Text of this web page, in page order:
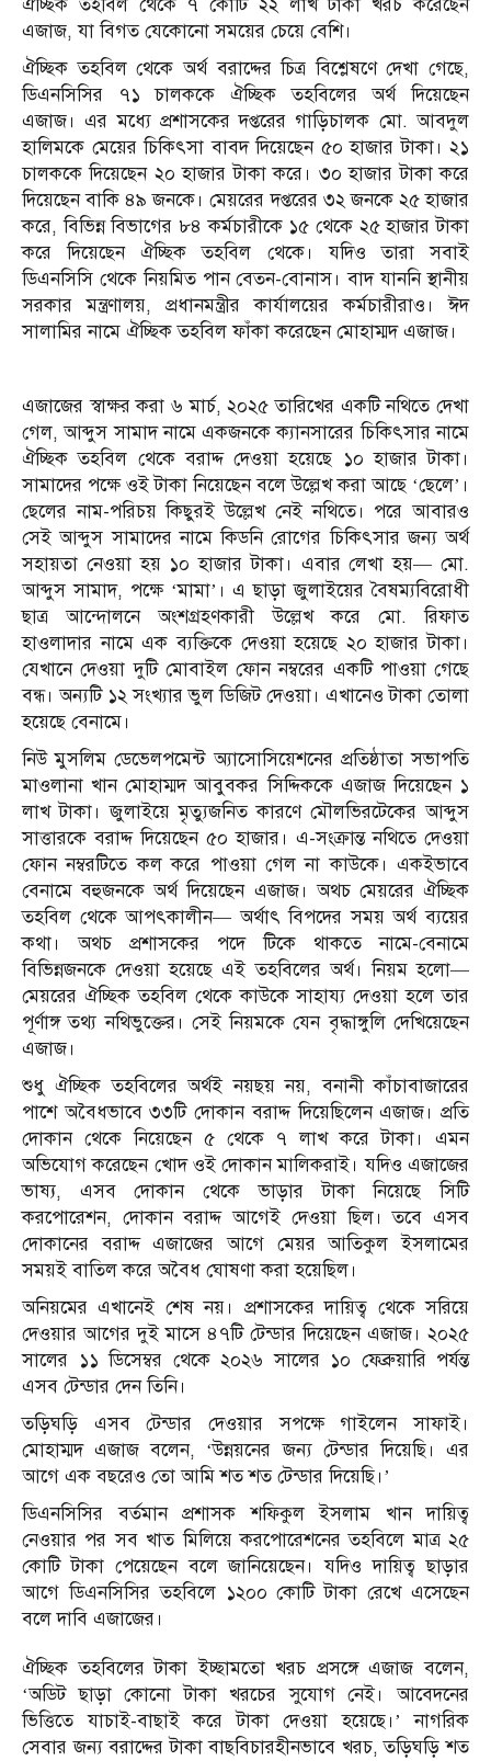
ঐচ্ছিক তহবিল থেকে ৭ কোটি ২২ লাখ টাকা খরচ করেছেন
এজাজ, যা বিগত যেকোনো সময়ের চেয়ে বেশি।
ঐচ্ছিক তহবিল থেকে অর্থ বরাদ্দের চিত্র বিশ্লেষণে দেখা গেছে,
ডিএনসিসির ৭১ চালককে ঐচ্ছিক তহবিলের অর্থ দিয়েছেন
এজাজ। এর মধ্যে প্রশাসকের দপ্তরের গাড়িচালক মো. আবদুল
হালিমকে মেয়ের চিকিৎসা বাবদ দিয়েছেন ৫০ হাজার টাকা। ২১
চালককে দিয়েছেন ২০ হাজার টাকা করে। ৩০ হাজার টাকা করে
দিয়েছেন বাকি ৪৯ জনকে। মেয়রের দপ্তরের ৩২ জনকে ২৫ হাজার
করে, বিভিন্ন বিভাগের ৮৪ কর্মচারীকে ১৫ থেকে ২৫ হাজার টাকা
করে দিয়েছেন ঐচ্ছিক তহবিল থেকে। যদিও তারা সবাই
ডিএনসিসি থেকে নিয়মিত পান বেতন-বোনাস। বাদ যাননি স্থানীয়
সরকার মন্ত্রণালয়, প্রধানমন্ত্রীর কার্যালয়ের কর্মচারীরাও। ঈদ
সালামির নামে ঐচ্ছিক তহবিল ফাঁকা করেছেন মোহাম্মদ এজাজ।
এজাজের স্বাক্ষর করা ৬ মার্চ, ২০২৫ তারিখের একটি নথিতে দেখা
গেল, আব্দুস সামাদ নামে একজনকে ক্যানসারের চিকিৎসার নামে
ঐচ্ছিক তহবিল থেকে বরাদ্দ দেওয়া হয়েছে ১০ হাজার টাকা।
সামাদের পক্ষে ওই টাকা নিয়েছেন বলে উল্লেখ করা আছে ‘ছেলে’।
ছেলের নাম-পরিচয় কিছুরই উল্লেখ নেই নথিতে। পরে আবারও
সেই আব্দুস সামাদের নামে কিডনি রোগের চিকিৎসার জন্য অর্থ
সহায়তা নেওয়া হয় ১০ হাজার টাকা। এবার লেখা হয়— মো.
আব্দুস সামাদ, পক্ষে ‘মামা’। এ ছাড়া জুলাইয়ের বৈষম্যবিরোধী
ছাত্র আন্দোলনে অংশগ্রহণকারী উল্লেখ করে মো. রিফাত
হাওলাদার নামে এক ব্যক্তিকে দেওয়া হয়েছে ২০ হাজার টাকা।
যেখানে দেওয়া দুটি মোবাইল ফোন নম্বরের একটি পাওয়া গেছে
বন্ধ। অন্যটি ১২ সংখ্যার ভুল ডিজিট দেওয়া। এখানেও টাকা তোলা
হয়েছে বেনামে।
নিউ মুসলিম ডেভেলপমেন্ট অ্যাসোসিয়েশনের প্রতিষ্ঠাতা সভাপতি
মাওলানা খান মোহাম্মদ আবুবকর সিদ্দিককে এজাজ দিয়েছেন ১
লাখ টাকা। জুলাইয়ে মৃত্যুজনিত কারণে মৌলভিরটেকের আব্দুস
সাত্তারকে বরাদ্দ দিয়েছেন ৫০ হাজার। এ-সংক্রান্ত নথিতে দেওয়া
ফোন নম্বরটিতে কল করে পাওয়া গেল না কাউকে। একইভাবে
বেনামে বহুজনকে অর্থ দিয়েছেন এজাজ। অথচ মেয়রের ঐচ্ছিক
তহবিল থেকে আপৎকালীন— অর্থাৎ বিপদের সময় অর্থ ব্যয়ের
কথা। অথচ প্রশাসকের পদে টিকে থাকতে নামে-বেনামে
বিভিন্নজনকে দেওয়া হয়েছে এই তহবিলের অর্থ। নিয়ম হলো—
মেয়রের ঐচ্ছিক তহবিল থেকে কাউকে সাহায্য দেওয়া হলে তার
পূর্ণাঙ্গ তথ্য নথিভুক্তের। সেই নিয়মকে যেন বৃদ্ধাঙ্গুলি দেখিয়েছেন
এজাজ।
শুধু ঐচ্ছিক তহবিলের অর্থই নয়ছয় নয়, বনানী কাঁচাবাজারের
পাশে অবৈধভাবে ৩৩টি দোকান বরাদ্দ দিয়েছিলেন এজাজ। প্রতি
দোকান থেকে নিয়েছেন ৫ থেকে ৭ লাখ করে টাকা। এমন
অভিযোগ করেছেন খোদ ওই দোকান মালিকরাই। যদিও এজাজের
ভাষ্য, এসব দোকান থেকে ভাড়ার টাকা নিয়েছে সিটি
করপোরেশন, দোকান বরাদ্দ আগেই দেওয়া ছিল। তবে এসব
দোকানের বরাদ্দ এজাজের আগে মেয়র আতিকুল ইসলামের
সময়ই বাতিল করে অবৈধ ঘোষণা করা হয়েছিল।
অনিয়মের এখানেই শেষ নয়। প্রশাসকের দায়িত্ব থেকে সরিয়ে
দেওয়ার আগের দুই মাসে ৪৭টি টেন্ডার দিয়েছেন এজাজ। ২০২৫
সালের ১১ ডিসেম্বর থেকে ২০২৬ সালের ১০ ফেব্রুয়ারি পর্যন্ত
এসব টেন্ডার দেন তিনি।
তড়িঘড়ি এসব টেন্ডার দেওয়ার সপক্ষে গাইলেন সাফাই।
মোহাম্মদ এজাজ বলেন, ‘উন্নয়নের জন্য টেন্ডার দিয়েছি। এর
আগে এক বছরেও তো আমি শত শত টেন্ডার দিয়েছি।’
ডিএনসিসির বর্তমান প্রশাসক শফিকুল ইসলাম খান দায়িত্ব
নেওয়ার পর সব খাত মিলিয়ে করপোরেশনের তহবিলে মাত্র ২৫
কোটি টাকা পেয়েছেন বলে জানিয়েছেন। যদিও দায়িত্ব ছাড়ার
আগে ডিএনসিসির তহবিলে ১২০০ কোটি টাকা রেখে এসেছেন
বলে দাবি এজাজের।
ঐচ্ছিক তহবিলের টাকা ইচ্ছামতো খরচ প্রসঙ্গে এজাজ বলেন,
‘অডিট ছাড়া কোনো টাকা খরচের সুযোগ নেই। আবেদনের
ভিত্তিতে যাচাই-বাছাই করে টাকা দেওয়া হয়েছে।’ নাগরিক
সেবার জন্য বরাদ্দের টাকা বাছবিচারহীনভাবে খরচ, তড়িঘড়ি শত